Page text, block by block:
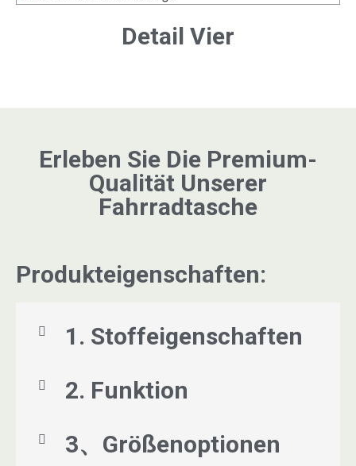
Detail Vier
Erleben Sie Die Premium-
Qualität Unserer
Fahrradtasche
Produkteigenschaften:
1. Stoffeigenschaften
2. Funktion
3、Größenoptionen